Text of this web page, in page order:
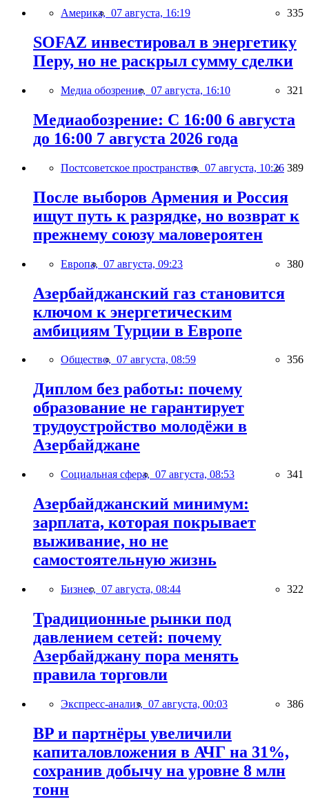
Америка, 07 августа, 16:19 335
SOFAZ инвестировал в энергетику
Перу, но не раскрыл сумму сделки
Медиа обозрение, 07 августа, 16:10 321
Медиаобозрение: С 16:00 6 августа
до 16:00 7 августа 2026 года
Постсоветское пространство, 07 августа, 10:26 389
После выборов Армения и Россия
ищут путь к разрядке, но возврат к
прежнему союзу маловероятен
Европа, 07 августа, 09:23 380
Азербайджанский газ становится
ключом к энергетическим
амбициям Турции в Европе
Общество, 07 августа, 08:59 356
Диплом без работы: почему
образование не гарантирует
трудоустройство молодёжи в
Азербайджане
Социальная сфера, 07 августа, 08:53 341
Азербайджанский минимум:
зарплата, которая покрывает
выживание, но не
самостоятельную жизнь
Бизнес, 07 августа, 08:44 322
Традиционные рынки под
давлением сетей: почему
Азербайджану пора менять
правила торговли
Экспресс-анализ, 07 августа, 00:03 386
BP и партнёры увеличили
капиталовложения в АЧГ на 31%,
сохранив добычу на уровне 8 млн
тонн